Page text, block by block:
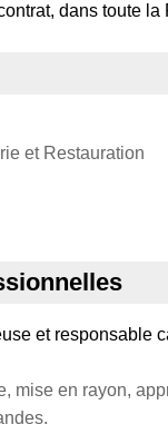
dans toute
et Restauration
et responsable
mise en rayon,